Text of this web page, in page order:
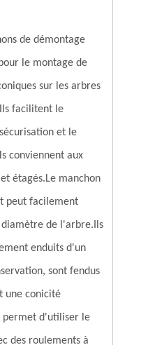
de démontage
le montage de
sur les arbres
facilitent le
et le
conviennent aux
étagés.Le manchon
peut facilement
de l'arbre.Ils
enduits d'un
sont fendus
une conicité
permet d'utiliser le
des roulements à